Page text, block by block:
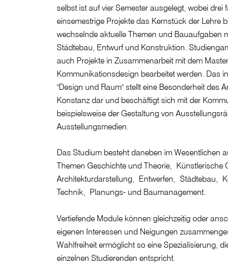
selbst ist auf vier Semester ausgelegt, wobei drei
einsemestrige Projekte das Kernstück der Lehre
wechselnde aktuelle Themen und Bauaufgaben
Städtebau, Entwurf und Konstruktion.
auch Projekte in Zusammenarbeit mit dem
Kommunikationsdesign bearbeitet werden. Das
"Design und Raum" stellt eine Besonderheit des
Konstanz dar und beschäftigt sich mit der
beispielsweise der Gestaltung von
Ausstellungsmedien.
Das Studium besteht daneben im Wesentlichen
Themen Geschichte und Theorie, Künstlerische
Architekturdarstellung, Entwerfen, Städtebau,
Technik, Planungs- und Baumanagement.
Vertiefende Module können gleichzeitig oder
eigenen Interessen und Neigungen
Wahlfreiheit ermöglicht so eine Spezialisierung,
einzelnen Studierenden entspricht.